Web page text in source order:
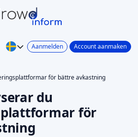
Aanmelden Account aanmaken
för bättre avkastning
du
för